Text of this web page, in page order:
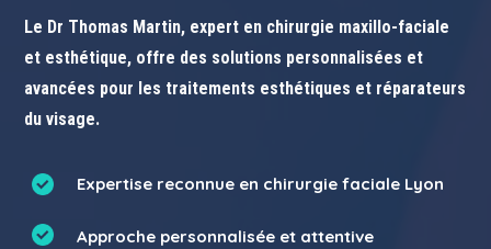
Le Dr Thomas Martin, expert en chirurgie maxillo-faciale
et esthétique, offre des solutions personnalisées et
avancées pour les traitements esthétiques et réparateurs
du visage.
Expertise reconnue en chirurgie faciale Lyon
Approche personnalisée et attentive